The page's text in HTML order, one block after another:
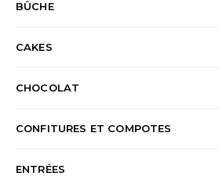
BÛCHE
CAKES
CHOCOLAT
CONFITURES ET COMPOTES
ENTRÉES